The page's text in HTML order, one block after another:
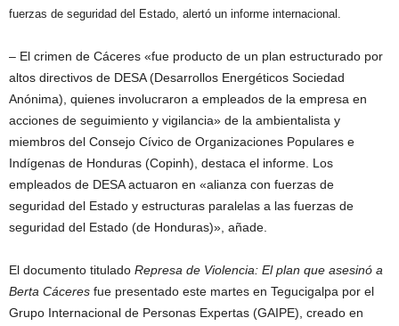
fuerzas de seguridad del Estado, alertó un informe internacional.
– El crimen de Cáceres «fue producto de un plan estructurado por
altos directivos de DESA (Desarrollos Energéticos Sociedad
Anónima), quienes involucraron a empleados de la empresa en
acciones de seguimiento y vigilancia» de la ambientalista y
miembros del Consejo Cívico de Organizaciones Populares e
Indígenas de Honduras (Copinh), destaca el informe. Los
empleados de DESA actuaron en «alianza con fuerzas de
seguridad del Estado y estructuras paralelas a las fuerzas de
seguridad del Estado (de Honduras)», añade.
El documento titulado Represa de Violencia: El plan que asesinó a
Berta Cáceres fue presentado este martes en Tegucigalpa por el
Grupo Internacional de Personas Expertas (GAIPE), creado en